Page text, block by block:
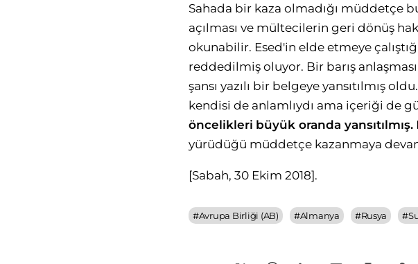
Sahada bir kaza olmadığı müddetçe
açılması ve mültecilerin geri dönüş
okunabilir. Esed'in elde etmeye
reddedilmiş oluyor. Bir barış
şansı yazılı bir belgeye yansıtılmış
kendisi de anlamlıydı ama içeriği de
öncelikleri büyük oranda yansıtılmış.
yürüdüğü müddetçe kazanmaya
[Sabah, 30 Ekim 2018].
#Avrupa Birliği (AB) #Almanya #Rusya #